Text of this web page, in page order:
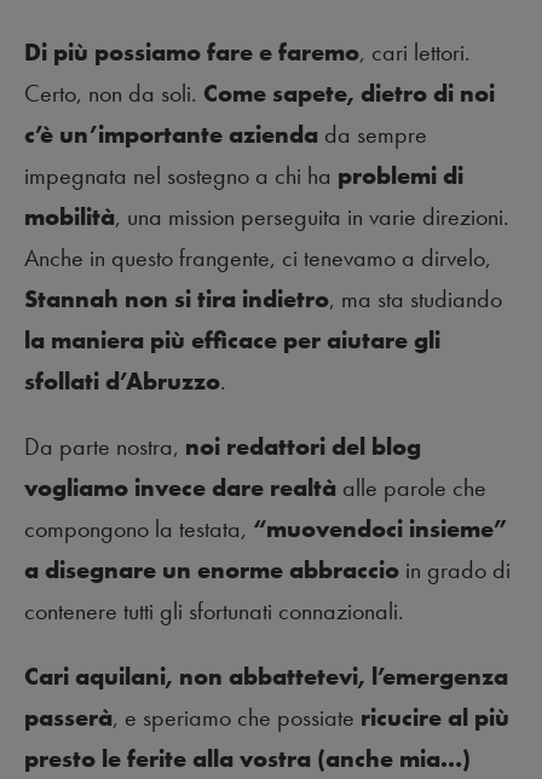
Di più possiamo fare e faremo, cari lettori.
Certo, non da soli. Come sapete, dietro di noi
c’è un’importante azienda da sempre
impegnata nel sostegno a chi ha problemi di
mobilità, una mission perseguita in varie direzioni.
Anche in questo frangente, ci tenevamo a dirvelo,
Stannah non si tira indietro, ma sta studiando
la maniera più efficace per aiutare gli
sfollati d’Abruzzo.
Da parte nostra, noi redattori del blog
vogliamo invece dare realtà alle parole che
compongono la testata, “muovendoci insieme”
a disegnare un enorme abbraccio in grado di
contenere tutti gli sfortunati connazionali.
Cari aquilani, non abbattetevi, l’emergenza
passerà, e speriamo che possiate ricucire al più
presto le ferite alla vostra (anche mia…)